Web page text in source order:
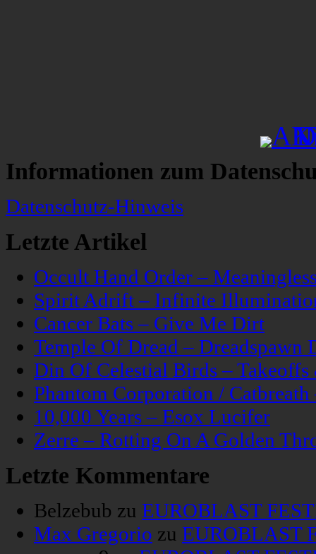
Informationen zum
Datenschutz-Hinweis
Letzte Artikel
Occult Hand Order –
Spirit Adrift – Infinite
Cancer Bats – Give Me Dirt
Temple Of Dread – Dreadspawn
Din Of Celestial Birds –
Phantom Corporation /
10,000 Years – Esox Lucifer
Zerre – Rotting On A Golden
Letzte Kommentare
Belzebub zu EUROBLAST
Max Gregorio zu EUROBLAST